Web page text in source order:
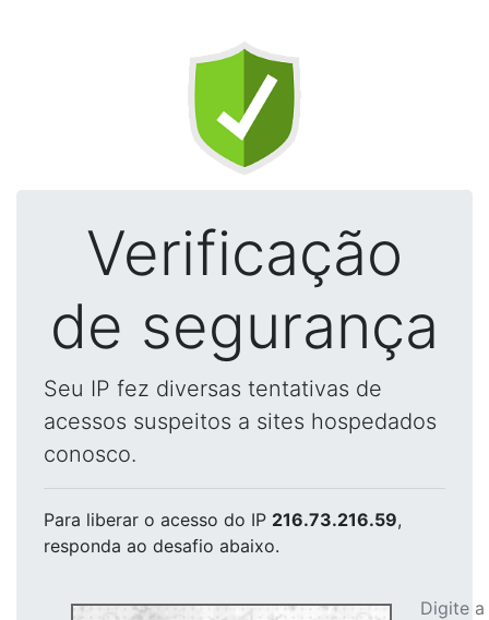
Verificação
de segurança
Seu IP fez diversas tentativas de
acessos suspeitos a sites hospedados
conosco.
Para liberar o acesso do IP 216.73.216.59,
responda ao desafio abaixo.
Digite